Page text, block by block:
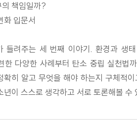
책임일까?
화 입문서
들려주는 세 번째 이야기. 환경과
한 다양한 사례부터 탄소 중립 실천
확히 알고 무엇을 해야 하는지 구체적
이 스스로 생각하고 서로 토론해볼 수